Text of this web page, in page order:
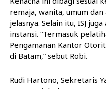
remaja, wanita, umum dan
jelasnya. Selain itu, ISJ
instansi. “Termasuk
Pengamanan Kantor
di Batam,” sebut Robi.
Rudi Hartono, Sekretaris